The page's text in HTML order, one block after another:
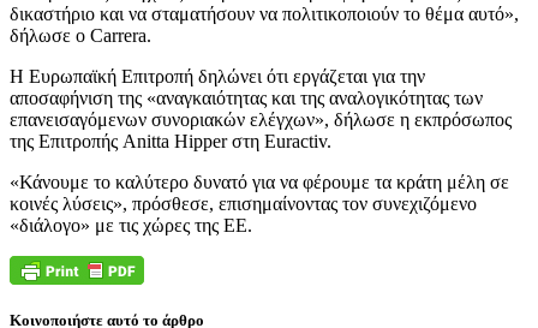
δικαστήριο και να σταματήσουν να πολιτικοποιούν το θέμα αυτό»,
δήλωσε ο Carrera.
Η Ευρωπαϊκή Επιτροπή δηλώνει ότι εργάζεται για την
αποσαφήνιση της «αναγκαιότητας και της αναλογικότητας των
επανεισαγόμενων συνοριακών ελέγχων», δήλωσε η εκπρόσωπος
της Επιτροπής Anitta Hipper στη Euractiv.
«Κάνουμε το καλύτερο δυνατό για να φέρουμε τα κράτη μέλη σε
κοινές λύσεις», πρόσθεσε, επισημαίνοντας τον συνεχιζόμενο
«διάλογο» με τις χώρες της ΕΕ.
Κοινοποιήστε αυτό το άρθρο